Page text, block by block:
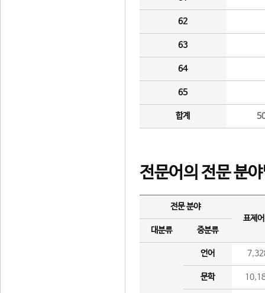
62
63
64
65
합계
전문어의 전문 분
전문 분야
표제
대분류
중분류
언어
문학